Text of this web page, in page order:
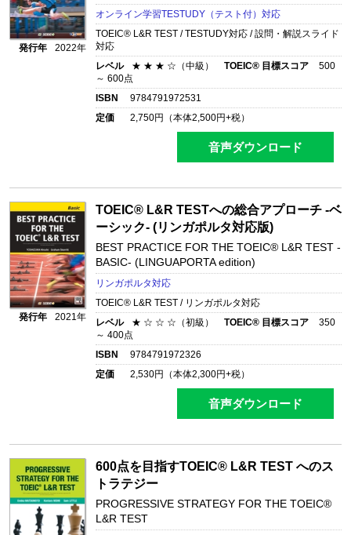
発行年 2022年
オンライン学習TESTUDY（テスト付）対応
TOEIC® L&R TEST / TESTUDY対応 / 設問・解説スライド
対応
レベル
★ ★ ★ ☆（中級） TOEIC® 目標スコア
500
～ 600点
ISBN
9784791972531
定価
2,750円（本体2,500円+税）
音声ダウンロード
発行年 2021年
TOEIC® L&R TESTへの総合アプローチ -ベ
ーシック- (リンガポルタ対応版)
BEST PRACTICE FOR THE TOEIC® L&R TEST -
BASIC- (LINGUAPORTA edition)
リンガポルタ対応
TOEIC® L&R TEST / リンガポルタ対応
レベル
★ ☆ ☆ ☆（初級） TOEIC® 目標スコア
350
～ 400点
ISBN
9784791972326
定価
2,530円（本体2,300円+税）
音声ダウンロード
600点を目指すTOEIC® L&R TEST へのス
トラテジー
PROGRESSIVE STRATEGY FOR THE TOEIC®
L&R TEST